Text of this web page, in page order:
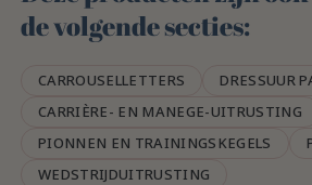
de volgende secties:
CARROUSELLETTERS
DRESSUUR
CARRIÈRE- EN MANEGE-UITRUSTING
PIONNEN EN TRAININGSKEGELS
WEDSTRIJDUITRUSTING